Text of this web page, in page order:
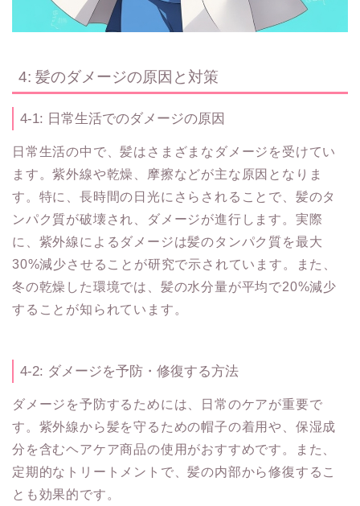
4: 髪のダメージの原因と対策
4-1: 日常生活でのダメージの原因
日常生活の中で、髪はさまざまなダメージを受けてい
ます。紫外線や乾燥、摩擦などが主な原因となりま
す。特に、長時間の日光にさらされることで、髪のタ
ンパク質が破壊され、ダメージが進行します。実際
に、紫外線によるダメージは髪のタンパク質を最大
30%減少させることが研究で示されています。また、
冬の乾燥した環境では、髪の水分量が平均で20%減少
することが知られています。
4-2: ダメージを予防・修復する方法
ダメージを予防するためには、日常のケアが重要で
す。紫外線から髪を守るための帽子の着用や、保湿成
分を含むヘアケア商品の使用がおすすめです。また、
定期的なトリートメントで、髪の内部から修復するこ
とも効果的です。